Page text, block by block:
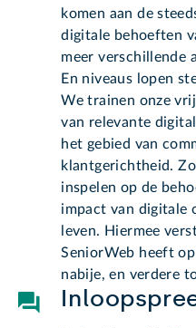
komen aan de
digitale behoeften
meer verschillende
En niveaus lopen
We trainen onze
van relevante
het gebied van
klantgerichtheid.
inspelen op de
impact van digitale
leven. Hiermee
SeniorWeb heeft
nabije, en verdere